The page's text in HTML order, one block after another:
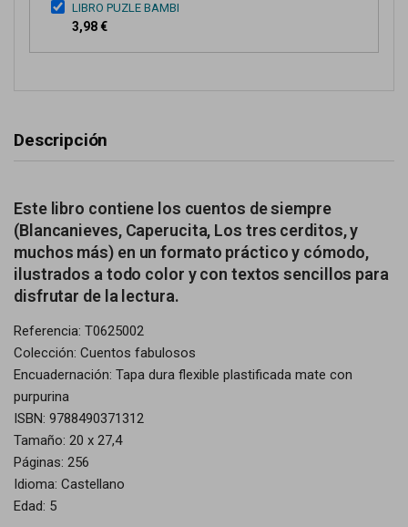
LIBRO PUZLE BAMBI
3,98 €
Descripción
Este libro contiene los cuentos de siempre
(Blancanieves, Caperucita, Los tres cerditos, y
muchos más) en un formato práctico y cómodo,
ilustrados a todo color y con textos sencillos para
disfrutar de la lectura.
Referencia: T0625002
Colección: Cuentos fabulosos
Encuadernación: Tapa dura flexible plastificada mate con
purpurina
ISBN: 9788490371312
Tamaño: 20 x 27,4
Páginas: 256
Idioma: Castellano
Edad: 5